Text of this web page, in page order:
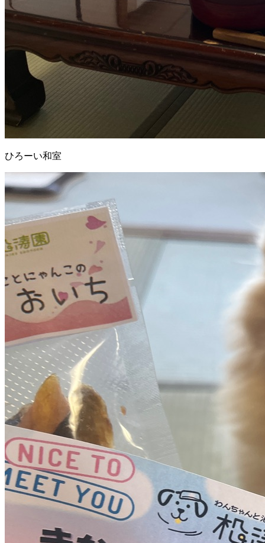
ひろーい和室